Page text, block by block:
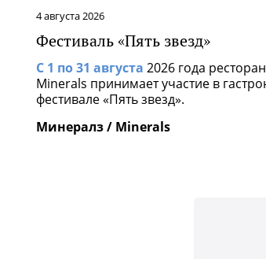
4 августа 2026
Фестиваль «Пять звезд»
С 1 по 31 августа 2026 года
Minerals принимает участие в
фестивале «Пять звезд».
Минералз / Minerals